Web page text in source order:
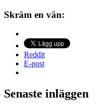
Skräm en vän:
Reddit
E-post
Senaste inläggen